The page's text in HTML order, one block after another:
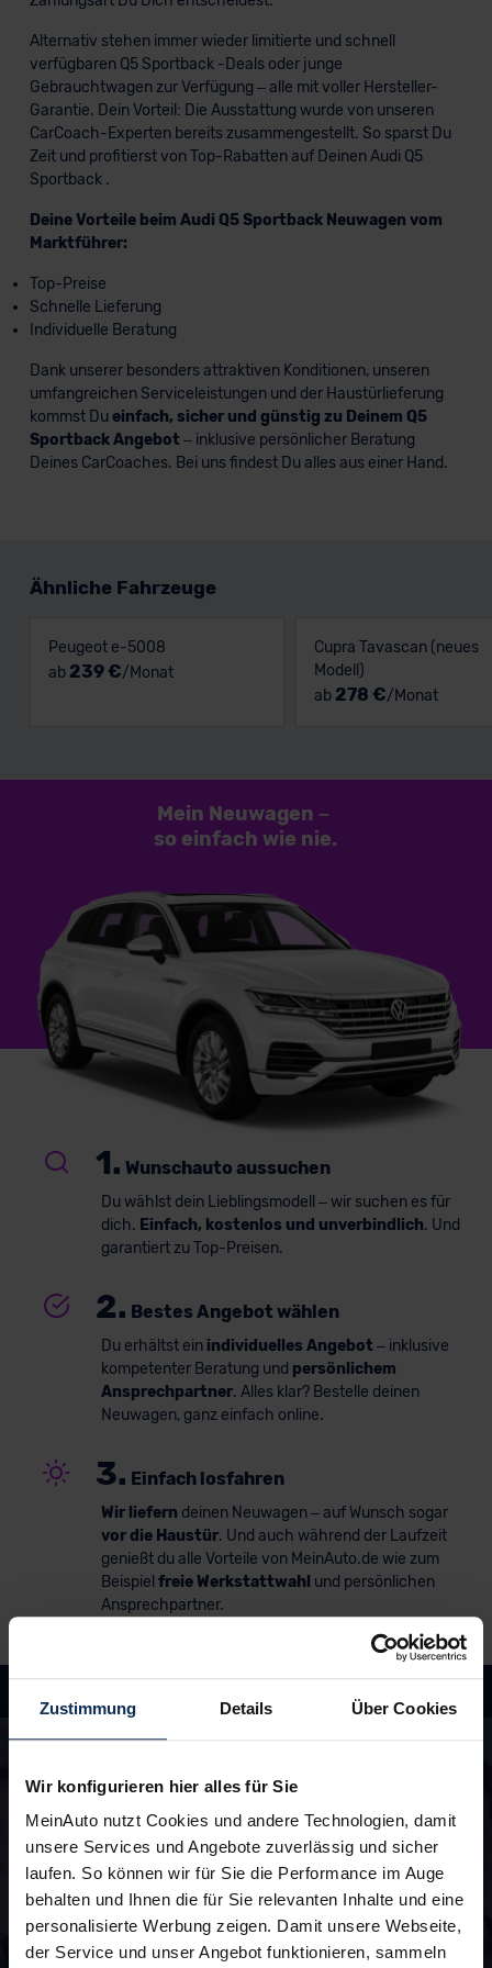
Zustimmung Details Über Cookies
Wir konfigurieren hier alles für Sie
MeinAuto nutzt Cookies und andere Technologien, damit
unsere Services und Angebote zuverlässig und sicher
laufen. So können wir für Sie die Performance im Auge
behalten und Ihnen die für Sie relevanten Inhalte und eine
personalisierte Werbung zeigen. Damit unsere Webseite,
der Service und unser Angebot funktionieren, sammeln
Alternativ stehen immer wieder limitierte und schnell
verfügbaren Q5 Sportback -Deals oder junge
Gebrauchtwagen zur Verfügung – alle mit voller Hersteller-
Garantie. Dein Vorteil: Die Ausstattung wurde von unseren
CarCoach-Experten bereits zusammengestellt. So sparst Du
Zeit und profitierst von Top-Rabatten auf Deinen Audi Q5
Sportback .
Deine Vorteile beim Audi Q5 Sportback Neuwagen vom
Marktführer:
Top-Preise
Schnelle Lieferung
Individuelle Beratung
Dank unserer besonders attraktiven Konditionen, unseren
umfangreichen Serviceleistungen und der Haustürlieferung
kommst Du einfach, sicher und günstig zu Deinem Q5
Sportback Angebot – inklusive persönlicher Beratung
Deines CarCoaches. Bei uns findest Du alles aus einer Hand.
Ähnliche Fahrzeuge
Peugeot e-5008
ab 239 €/Monat
Cupra Tavascan (neues
Modell)
ab 278 €/Monat
Mein Neuwagen –
so einfach wie nie.
1. Wunschauto aussuchen
Du wählst dein Lieblingsmodell – wir suchen es für
dich. Einfach, kostenlos und unverbindlich. Und
garantiert zu Top-Preisen.
2. Bestes Angebot wählen
Du erhältst ein individuelles Angebot – inklusive
kompetenter Beratung und persönlichem
Ansprechpartner. Alles klar? Bestelle deinen
Neuwagen, ganz einfach online.
3. Einfach losfahren
Wir liefern deinen Neuwagen – auf Wunsch sogar
vor die Haustür. Und auch während der Laufzeit
genießt du alle Vorteile von MeinAuto.de wie zum
Beispiel freie Werkstattwahl und persönlichen
Ansprechpartner.
die Themen Fahrzeuge, Finanzierung und
Lieferzeiten
zu den FAQ